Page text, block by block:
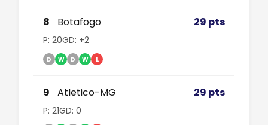
8 Botafogo 29 pts
P: 20GD: +2
D W D W L
9 Atletico-MG 29 pts
P: 21GD: 0